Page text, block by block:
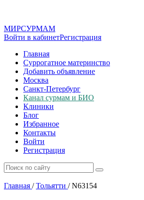
МИРСУРМАМ
Войти в кабинетРегистрация
Главная
Суррогатное материнство
Добавить объявление
Москва
Санкт-Петербург
Канал сурмам и БИО
Клиники
Блог
Избранное
Контакты
Войти
Регистрация
Главная / Тольятти /N63154